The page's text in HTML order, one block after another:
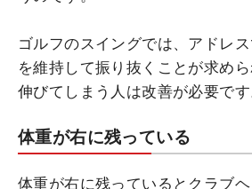
ゴルフのスイングでは、アドレ
を維持して振り抜くことが求め
伸びてしまう人は改善が必要です
体重が右に残っている
体重が右に残っているとクラブ